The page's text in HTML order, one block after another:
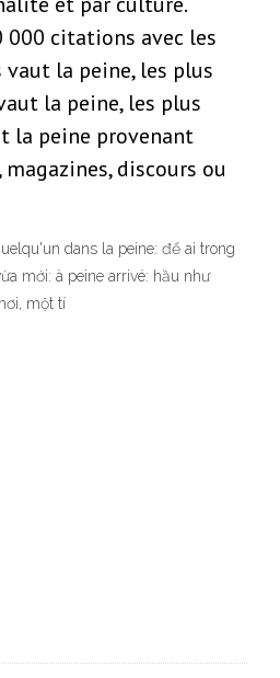
000 citations avec les
la peine, les plus
la peine, les plus
la peine provenant
discours ou
dans la peine: để ai trong
mới: à peine arrivé: hầu như
một tí